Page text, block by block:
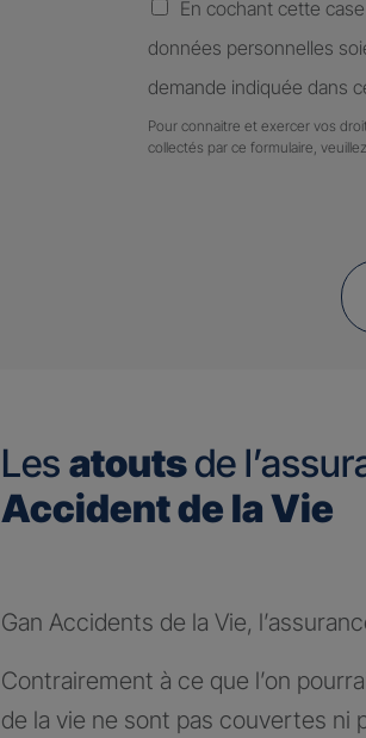
En cochant cette
données personnelles
demande indiquée dans
Pour connaitre et exercer vos
collectés par ce formulaire,
Les atoutsde
Accident de la Vie
Gan Accidents de la Vie,
Contrairement à ce que l’on
de la vie ne sont pas couvertes ni